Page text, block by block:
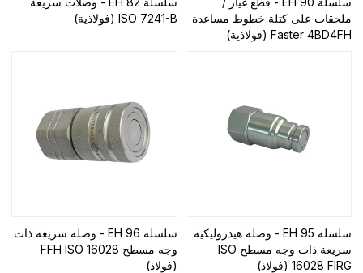
ملحقات على كتلة خطوط مساعدة
Faster 4BD4FH (فولاذية)
ISO 7241-B (فولاذية)
سلسلة EH 95 - وصلة هيدروليكية
سريعة ذات وجه مسطح ISO
16028 FIRG (فولاذ)
سلسلة EH 96 - وصلة سريعة ذات
وجه مسطح FFH ISO 16028
(فولاذ)